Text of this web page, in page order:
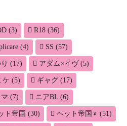
(3) R18 (36)
(4) SS (57)
(17) アダム×イヴ(5)
ケ (5) ギャグ (17)
マ (7) ニアBL (6)
ト帝国 (30) ペット帝国♀ (51)